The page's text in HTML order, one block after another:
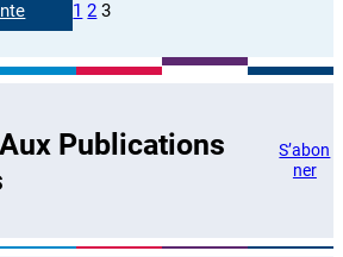
1 2 3
Publications
S’abon
ner